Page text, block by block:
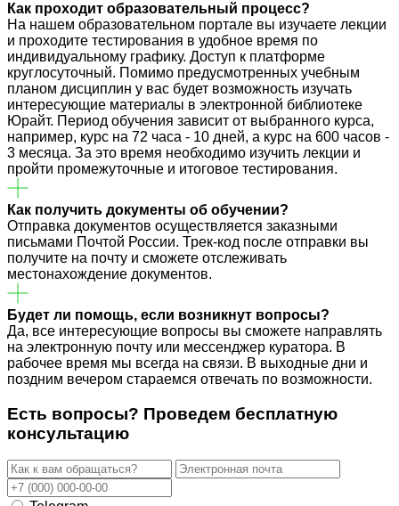
Как проходит образовательный процесс?
На нашем образовательном портале вы изучаете лекции
и проходите тестирования в удобное время по
индивидуальному графику. Доступ к платформе
круглосуточный. Помимо предусмотренных учебным
планом дисциплин у вас будет возможность изучать
интересующие материалы в электронной библиотеке
Юрайт. Период обучения зависит от выбранного курса,
например, курс на 72 часа - 10 дней, а курс на 600 часов -
3 месяца. За это время необходимо изучить лекции и
пройти промежуточные и итоговое тестирования.
Как получить документы об обучении?
Отправка документов осуществляется заказными
письмами Почтой России. Трек-код после отправки вы
получите на почту и сможете отслеживать
местонахождение документов.
Будет ли помощь, если возникнут вопросы?
Да, все интересующие вопросы вы сможете направлять
на электронную почту или мессенджер куратора. В
рабочее время мы всегда на связи. В выходные дни и
поздним вечером стараемся отвечать по возможности.
Есть вопросы? Проведем бесплатную
консультацию